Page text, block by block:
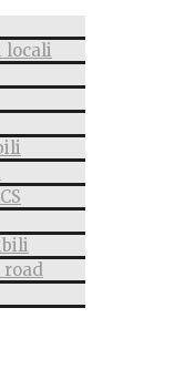
locali
road